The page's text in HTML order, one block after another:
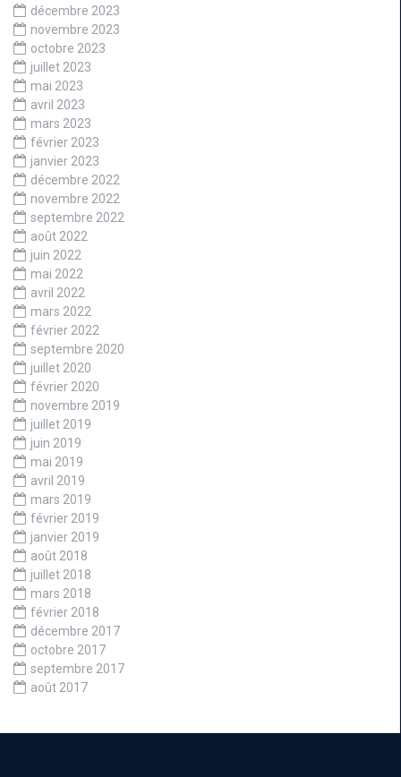
décembre 2023
novembre 2023
octobre 2023
juillet 2023
mai 2023
avril 2023
mars 2023
février 2023
janvier 2023
décembre 2022
novembre 2022
septembre 2022
août 2022
juin 2022
mai 2022
avril 2022
mars 2022
février 2022
septembre 2020
juillet 2020
février 2020
novembre 2019
juillet 2019
juin 2019
mai 2019
avril 2019
mars 2019
février 2019
janvier 2019
août 2018
juillet 2018
mars 2018
février 2018
décembre 2017
octobre 2017
septembre 2017
août 2017